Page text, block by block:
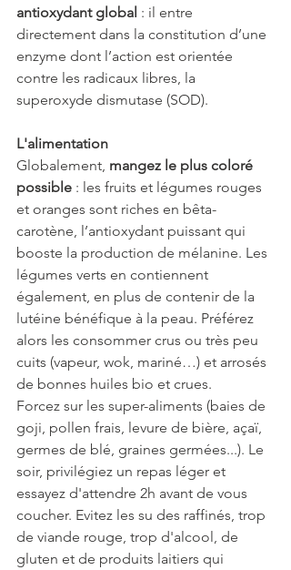
antioxydant global : il entre
directement dans la constitution d’une
enzyme dont l’action est orientée
contre les radicaux libres, la
superoxyde dismutase (SOD).
L'alimentation
Globalement, mangez le plus coloré
possible : les fruits et légumes rouges
et oranges sont riches en bêta-
carotène, l’antioxydant puissant qui
booste la production de mélanine. Les
légumes verts en contiennent
également, en plus de contenir de la
lutéine bénéfique à la peau. Préférez
alors les consommer crus ou très peu
cuits (vapeur, wok, mariné…) et arrosés
de bonnes huiles bio et crues.
Forcez sur les super-aliments (baies de
goji, pollen frais, levure de bière, açaï,
germes de blé, graines germées...). Le
soir, privilégiez un repas léger et
essayez d'attendre 2h avant de vous
coucher. Evitez les su des raffinés, trop
de viande rouge, trop d'alcool, de
gluten et de produits laitiers qui